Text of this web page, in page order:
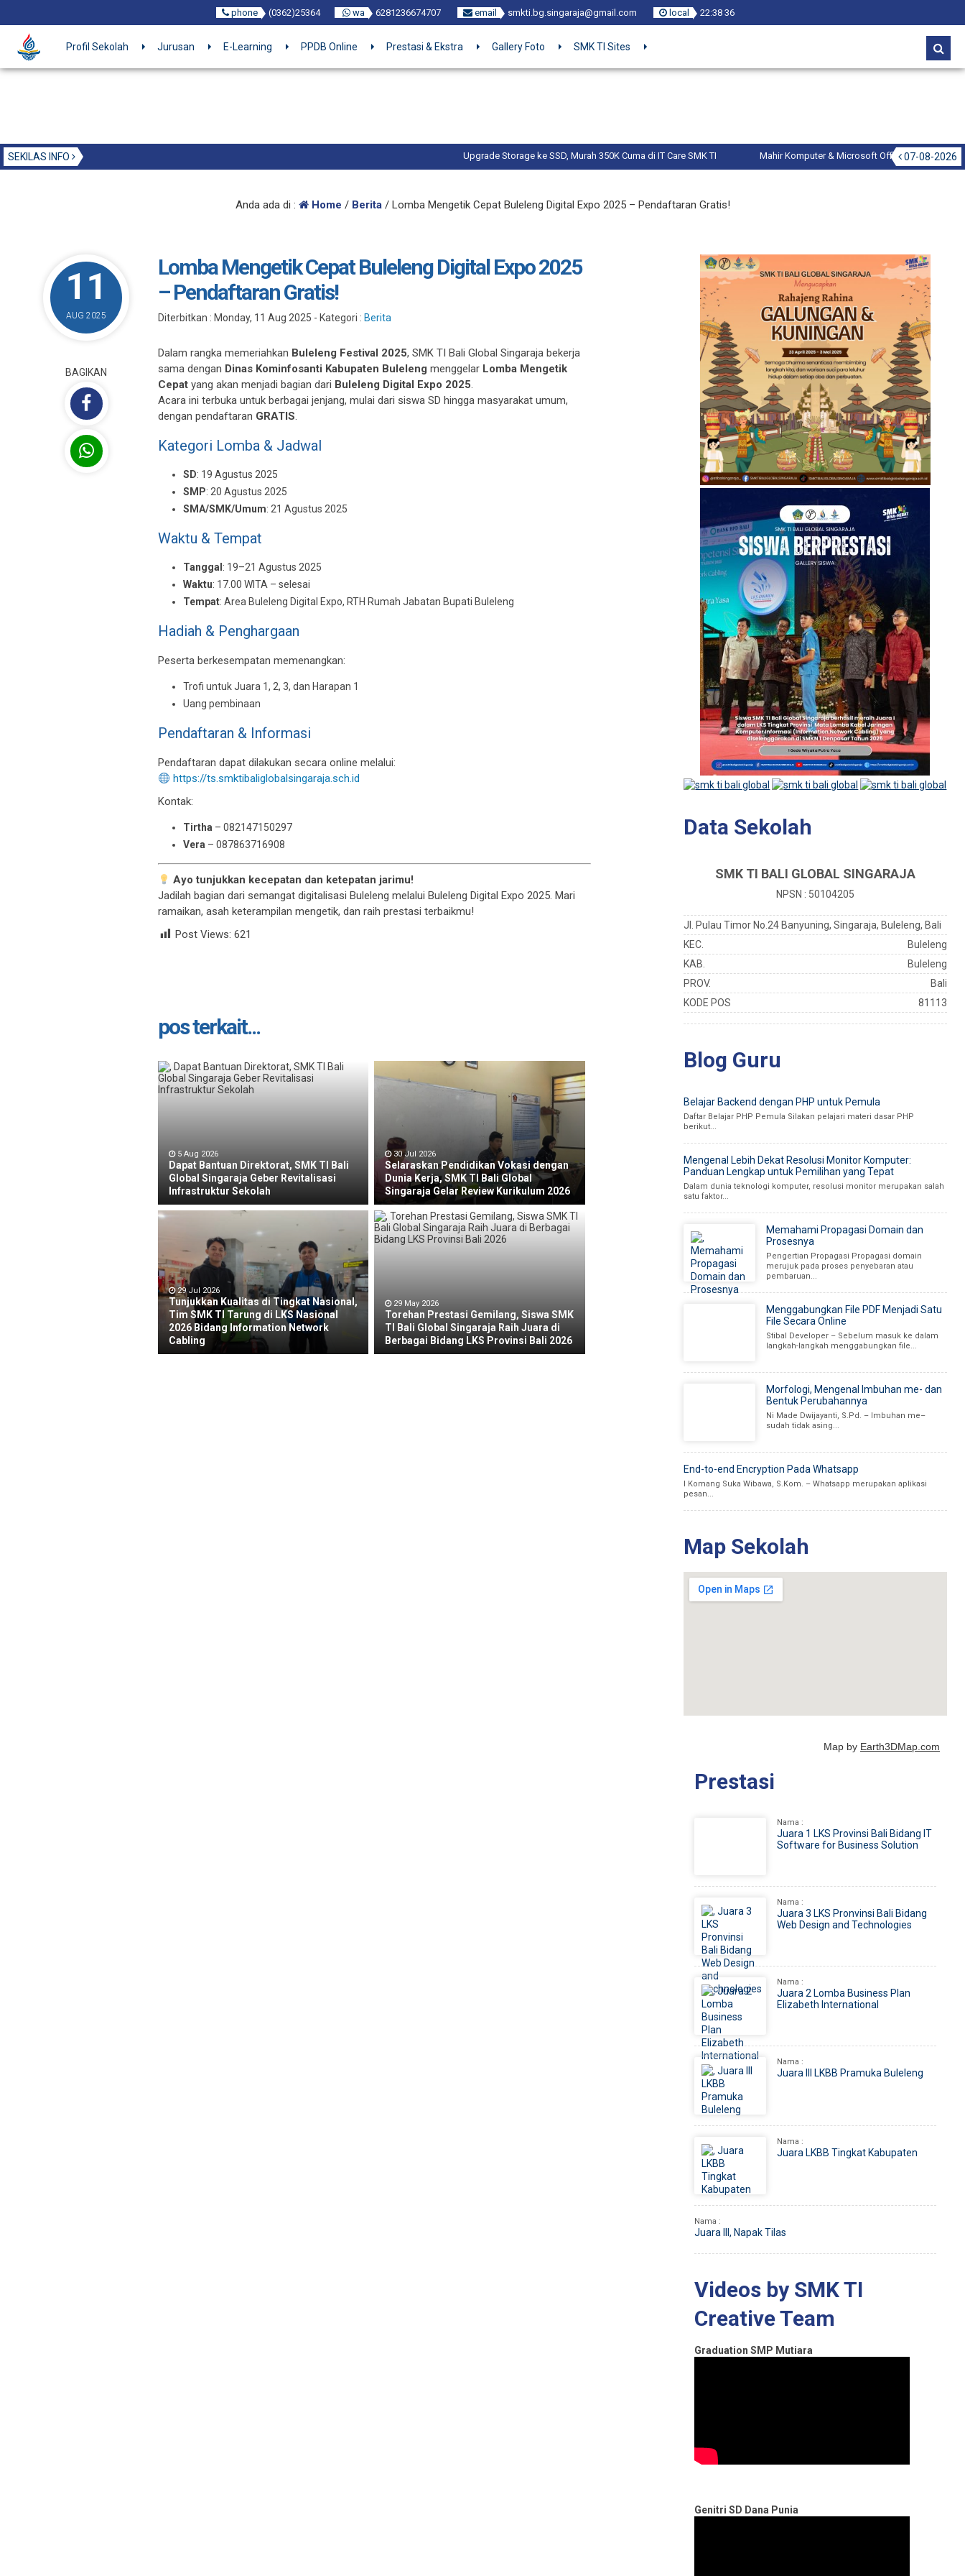
phone (0362)25364 wa 6281236674707 email smkti.bg.singaraja@gmail.com local 22:38 36
Profil Sekolah Jurusan E-Learning PPDB Online Prestasi & Ekstra Gallery Foto SMK TI Sites
SEKILAS INFO 07-08-2026
Upgrade Storage ke SSD, Murah 350K Cuma di IT Care SMK TI
Mahir Komputer & Microsoft Office dengan smktistore.com
Anda ada di : Home / Berita/ Lomba Mengetik Cepat Buleleng Digital Expo 2025 – Pendaftaran Gratis!
11
AUG 2025
Lomba Mengetik Cepat Buleleng Digital Expo 2025
– Pendaftaran Gratis!
Diterbitkan : Monday, 11 Aug 2025 - Kategori : Berita
BAGIKAN
Dalam rangka memeriahkan Buleleng Festival 2025, SMK TI Bali Global Singaraja bekerja
sama dengan Dinas Kominfosanti Kabupaten Buleleng menggelar Lomba Mengetik
Cepat yang akan menjadi bagian dari Buleleng Digital Expo 2025.
Acara ini terbuka untuk berbagai jenjang, mulai dari siswa SD hingga masyarakat umum,
dengan pendaftaran GRATIS.
Kategori Lomba & Jadwal
SD: 19 Agustus 2025
SMP: 20 Agustus 2025
SMA/SMK/Umum: 21 Agustus 2025
Waktu & Tempat
Tanggal : 19–21 Agustus 2025
Waktu: 17.00 WITA – selesai
Tempat: Area Buleleng Digital Expo, RTH Rumah Jabatan Bupati Buleleng
Hadiah & Penghargaan
Peserta berkesempatan memenangkan:
Trofi untuk Juara 1, 2, 3, dan Harapan 1
Uang pembinaan
Pendaftaran & Informasi
Pendaftaran dapat dilakukan secara online melalui:
https://ts.smktibaliglobalsingaraja.sch.id
Kontak:
Tirtha – 082147150297
Vera – 087863716908
Ayo tunjukkan kecepatan dan ketepatan jarimu!
Jadilah bagian dari semangat digitalisasi Buleleng melalui Buleleng Digital Expo 2025. Mari
ramaikan, asah keterampilan mengetik, dan raih prestasi terbaikmu!
Post Views: 621
pos terkait...
5 Aug 2026
Dapat Bantuan Direktorat, SMK TI Bali
Global Singaraja Geber Revitalisasi
Infrastruktur Sekolah
30 Jul 2026
Selaraskan Pendidikan Vokasi dengan
Dunia Kerja, SMK TI Bali Global
Singaraja Gelar Review Kurikulum 2026
29 Jul 2026
Tunjukkan Kualitas di Tingkat Nasional,
Tim SMK TI Tarung di LKS Nasional
2026 Bidang Information Network
Cabling
29 May 2026
Torehan Prestasi Gemilang, Siswa SMK
TI Bali Global Singaraja Raih Juara di
Berbagai Bidang LKS Provinsi Bali 2026
Data Sekolah
SMK TI BALI GLOBAL SINGARAJA
NPSN : 50104205
Jl. Pulau Timor No.24 Banyuning, Singaraja, Buleleng, Bali
KEC.
Buleleng
KAB.
Buleleng
PROV.
Bali
KODE POS
81113
Blog Guru
Belajar Backend dengan PHP untuk Pemula
Daftar Belajar PHP Pemula Silakan pelajari materi dasar PHP
berikut...
Mengenal Lebih Dekat Resolusi Monitor Komputer:
Panduan Lengkap untuk Pemilihan yang Tepat
Dalam dunia teknologi komputer, resolusi monitor merupakan salah
satu faktor...
Memahami Propagasi Domain dan
Prosesnya
Pengertian Propagasi Propagasi domain
merujuk pada proses penyebaran atau
pembaruan...
Menggabungkan File PDF Menjadi Satu
File Secara Online
Stibal Developer – Sebelum masuk ke dalam
langkah-langkah menggabungkan file...
Morfologi, Mengenal Imbuhan me- dan
Bentuk Perubahannya
Ni Made Dwijayanti, S.Pd. – Imbuhan me–
sudah tidak asing...
End-to-end Encryption Pada Whatsapp
I Komang Suka Wibawa, S.Kom. – Whatsapp merupakan aplikasi
pesan...
Map Sekolah
Map by Earth3DMap.com
Prestasi
Nama :
Juara 1 LKS Provinsi Bali Bidang IT
Software for Business Solution
Nama :
Juara 3 LKS Pronvinsi Bali Bidang
Web Design and Technologies
Nama :
Juara 2 Lomba Business Plan
Elizabeth International
Nama :
Juara III LKBB Pramuka Buleleng
Nama :
Juara LKBB Tingkat Kabupaten
Nama :
Juara III, Napak Tilas
Videos by SMK TI
Creative Team
Graduation SMP Mutiara
Genitri SD Dana Punia